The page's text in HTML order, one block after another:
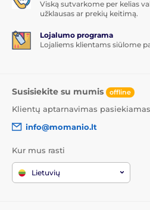
Viską sutvarkome per kelias
užklausas ar prekių keitimą.
Lojalumo programa
Lojaliems klientams siūlome
Susisiekite su mumis offline
Klientų aptarnavimas pasiekiamas
info@momanio.lt
Kur mus rasti
Lietuvių